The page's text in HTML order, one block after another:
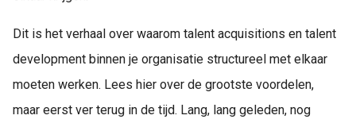
Dit is het verhaal over waarom talent acquisitions en talent
development binnen je organisatie structureel met elkaar
moeten werken. Lees hier over de grootste voordelen,
maar eerst ver terug in de tijd. Lang, lang geleden, nog